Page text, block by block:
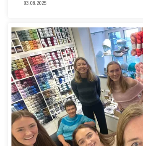
03.08.2025